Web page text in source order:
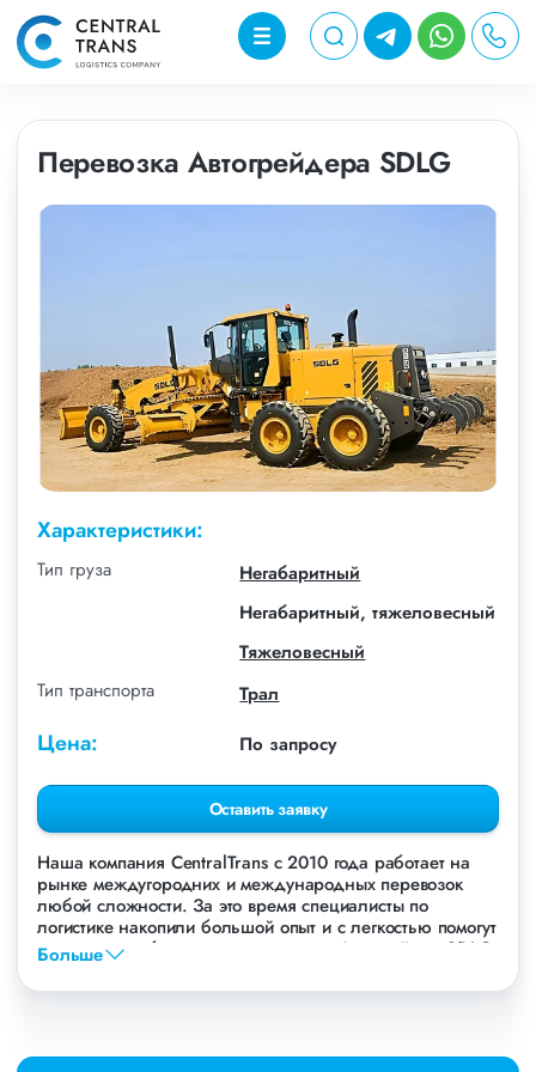
Перевозка Автогрейдера SDLG
Характеристики:
Тип груза
Негабаритный
Негабаритный, тяжеловесный
Тяжеловесный
Тип транспорта
Трал
Цена: По запросу
Оставить заявку
Наша компания СentralTrans с 2010 года работает на
рынке междугородних и международных перевозок
любой сложности. За это время специалисты по
логистике накопили большой опыт и с легкостью помогут
перевезти любые грузы, в том числе Автогрейдер SDLG.
Осуществляем грузоперевозки Автогрейдера SDLG в
таких крупных компаний, как: Газпром, ЛСР,
Больше